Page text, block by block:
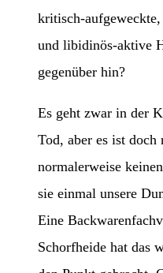
kritisch-
und libidinös-aktive
gegenüber hin?
Es geht zwar in der
Tod, aber es ist
normalerweise
sie einmal unsere
Eine
Schorfheide hat das